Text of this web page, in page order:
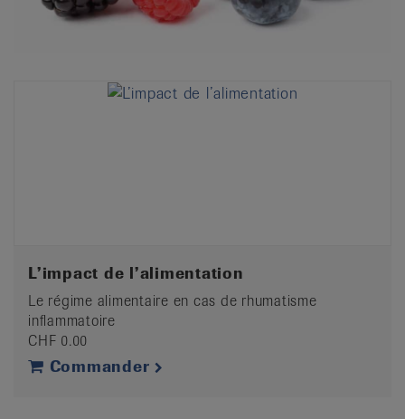
L’impact de l’alimentation
Le régime alimentaire en cas de rhumatisme
inflammatoire
CHF 0.00
Commander